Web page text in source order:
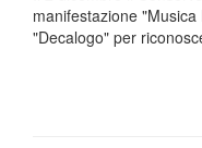
manifestazione
"Decalogo" per